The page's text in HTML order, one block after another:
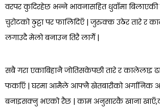
वरपर कुदिरहेछ भन्ने भावनासहित धुवाँमा
चुरोटको ठुट्टा पर फालिदिएँ | जुरुक्क उठेर तारे र
लगाउदै मेलो बनाउन तिरै लागेँ |
सबै गरा एकाबिहानै जोतिसकेपछी तारे र कालेलाइ
फर्काएँ | घरमा आमैले आफ्नै खेतबारीको अर्गानिक
बनाइसक्नु भएको रैछ | काम अनुसारकै खाना